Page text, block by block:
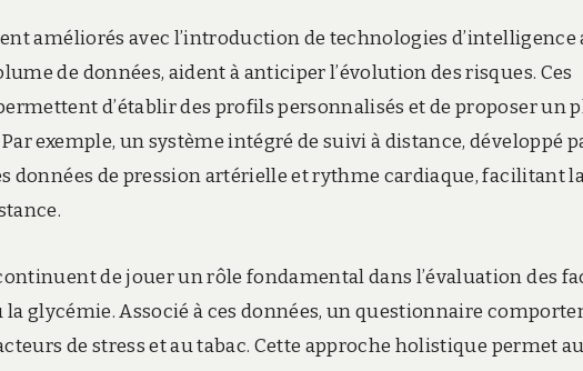
améliorés avec l’introduction de technologies
de données, aident à anticiper l’évolution des risques. Ces
d’établir des profils personnalisés et de proposer un
exemple, un système intégré de suivi à distance, développé
données de pression artérielle et rythme cardiaque, facilitant
de jouer un rôle fondamental dans l’évaluation des
glycémie. Associé à ces données, un questionnaire
de stress et au tabac. Cette approche holistique permet